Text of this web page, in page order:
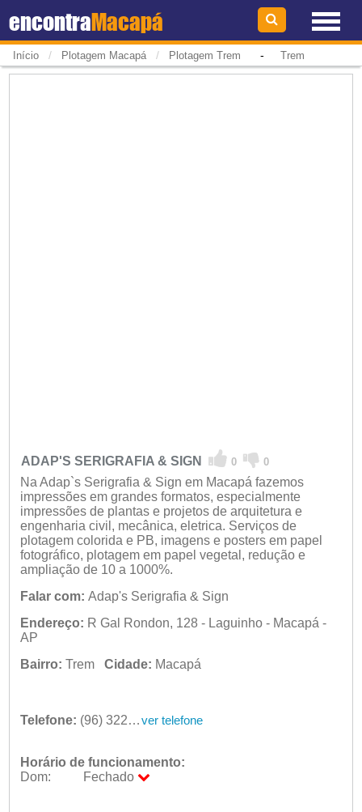
encontraMacapá
Início / Plotagem Macapá / Plotagem Trem - Trem
ADAP'S SERIGRAFIA & SIGN 0 0
Na Adap`s Serigrafia & Sign em Macapá fazemos
impressões em grandes formatos, especialmente
impressões de plantas e projetos de arquitetura e
engenharia civil, mecânica, eletrica. Serviços de
plotagem colorida e PB, imagens e posters em papel
fotográfico, plotagem em papel vegetal, redução e
ampliação de 10 a 1000%.
Falar com: Adap's Serigrafia & Sign
Endereço: R Gal Rondon, 128 - Laguinho - Macapá -
AP
Bairro: Trem Cidade: Macapá
Telefone: (96) 3225-4465 ver telefone
Horário de funcionamento:
Dom:
Fechado